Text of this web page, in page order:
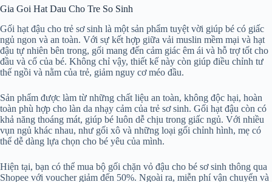
Gia Goi Hat Dau Cho Tre So Sinh
Gối hạt đậu cho trẻ sơ sinh là một sản phẩm tuyệt vời giúp bé có giấc
ngủ ngon và an toàn. Với sự kết hợp giữa vải muslin mềm mại và hạt
đậu tự nhiên bên trong, gối mang đến cảm giác êm ái và hỗ trợ tốt cho
đầu và cổ của bé. Không chỉ vậy, thiết kế này còn giúp điều chỉnh tư
thế ngồi và nằm của trẻ, giảm nguy cơ méo đầu.
Sản phẩm được làm từ những chất liệu an toàn, không độc hại, hoàn
toàn phù hợp cho làn da nhạy cảm của trẻ sơ sinh. Gối hạt đậu còn có
khả năng thoáng mát, giúp bé luôn dễ chịu trong giấc ngủ. Với nhiều
vụn ngủ khác nhau, như gối xô và những loại gối chỉnh hình, mẹ có
thể dễ dàng lựa chọn cho bé yêu của mình.
Hiện tại, bạn có thể mua bộ gối chặn vỏ đậu cho bé sơ sinh thông qua
Shopee với voucher giảm đến 50%. Ngoài ra, miễn phí vận chuyển và